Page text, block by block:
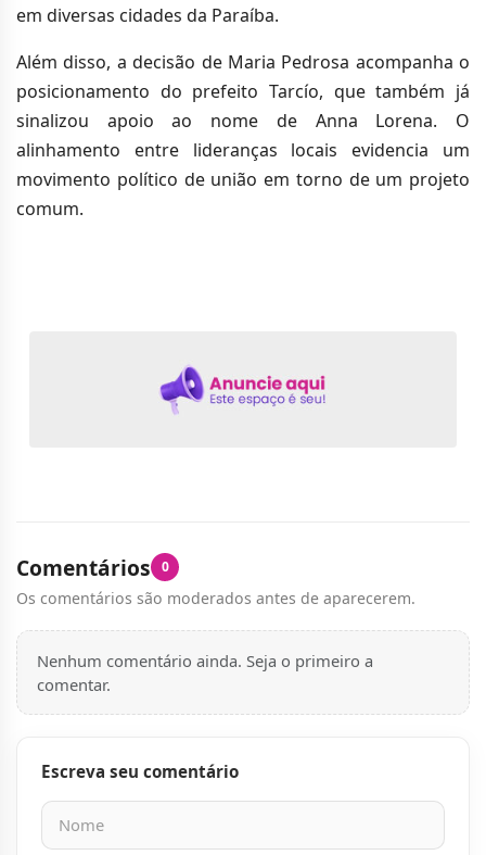
em diversas cidades da Paraíba.
Além disso, a decisão de Maria Pedrosa acompanha o
posicionamento do prefeito Tarcío, que também já
sinalizou apoio ao nome de Anna Lorena. O
alinhamento entre lideranças locais evidencia um
movimento político de união em torno de um projeto
comum.
Comentários 0
Os comentários são moderados antes de aparecerem.
Nenhum comentário ainda. Seja o primeiro a
comentar.
Escreva seu comentário
Nome
E-mail